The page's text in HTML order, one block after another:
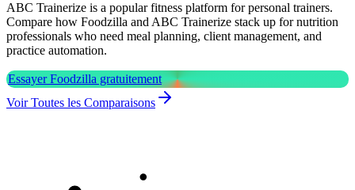
ABC Trainerize is a popular fitness platform for personal trainers.
Compare how Foodzilla and ABC Trainerize stack up for nutrition
professionals who need meal planning, client management, and
practice automation.
Essayer Foodzilla gratuitement
Voir Toutes les Comparaisons